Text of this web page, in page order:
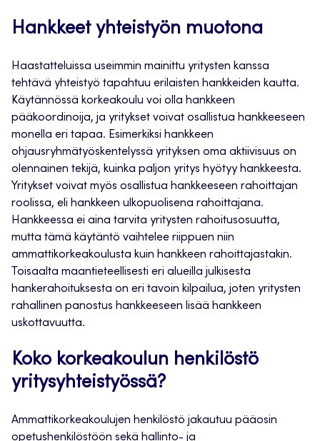
Hankkeet yhteistyön muotona
Haastatteluissa useimmin mainittu yritysten kanssa
tehtävä yhteistyö tapahtuu erilaisten hankkeiden kautta.
Käytännössä korkeakoulu voi olla hankkeen
pääkoordinoija, ja yritykset voivat osallistua hankkeeseen
monella eri tapaa. Esimerkiksi hankkeen
ohjausryhmätyöskentelyssä yrityksen oma aktiivisuus on
olennainen tekijä, kuinka paljon yritys hyötyy hankkeesta.
Yritykset voivat myös osallistua hankkeeseen rahoittajan
roolissa, eli hankkeen ulkopuolisena rahoittajana.
Hankkeessa ei aina tarvita yritysten rahoitusosuutta,
mutta tämä käytäntö vaihtelee riippuen niin
ammattikorkeakoulusta kuin hankkeen rahoittajastakin.
Toisaalta maantieteellisesti eri alueilla julkisesta
hankerahoituksesta on eri tavoin kilpailua, joten yritysten
rahallinen panostus hankkeeseen lisää hankkeen
uskottavuutta.
Koko korkeakoulun henkilöstö
yritysyhteistyössä?
Ammattikorkeakoulujen henkilöstö jakautuu pääosin
opetushenkilöstöön sekä hallinto- ja